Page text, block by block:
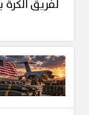
لفريق